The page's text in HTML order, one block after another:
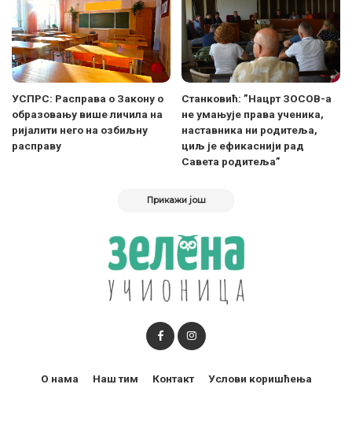
УСПРС: Расправа о Закону о
образовању више личила на
ријалити него на озбиљну
расправу
Станковић: ”Нацрт ЗОСОВ-а
не умањује права ученика,
наставника ни родитеља,
циљ је ефикаснији рад
Савета родитеља”
Прикажи још
О нама Наш тим Контакт Услови коришћења